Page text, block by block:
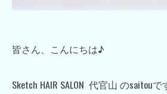
皆さん、こんにちは♪
Sketch HAIR SALON 代官山 のsaitouで